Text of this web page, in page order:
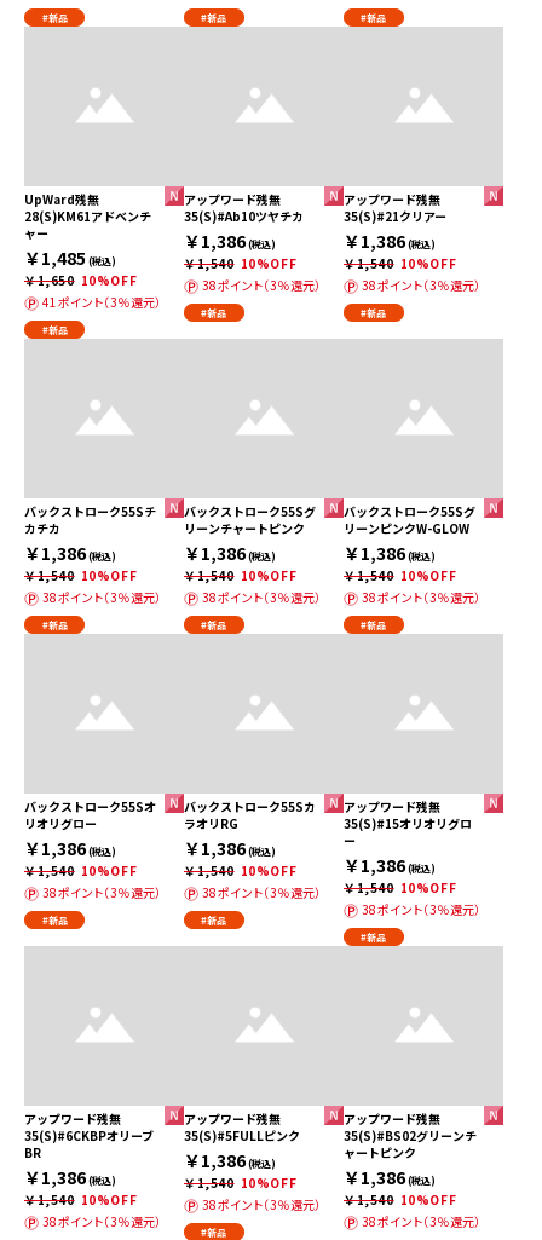
#新品 #新品 #新品
UpWard残無
28(S)KM61アドベンチ
ャー
￥1,485 (税込)
￥1,650 10%OFF
41ポイント（3％還元）
#新品
アップワード残無
35(S)#Ab10ツヤチカ
￥1,386(税込)
￥1,540 10%OFF
38ポイント（3％還元）
#新品
アップワード残無
35(S)#21クリアー
￥1,386(税込)
￥1,540 10%OFF
38ポイント（3％還元）
#新品
バックストローク55Sチ
カチカ
￥1,386(税込)
￥1,540 10%OFF
38ポイント（3％還元）
#新品
バックストローク55Sグ
リーンチャートピンク
￥1,386(税込)
￥1,540 10%OFF
38ポイント（3％還元）
#新品
バックストローク55Sグ
リーンピンクW-GLOW
￥1,386(税込)
￥1,540 10%OFF
38ポイント（3％還元）
#新品
バックストローク55Sオ
リオリグロー
￥1,386(税込)
￥1,540 10%OFF
38ポイント（3％還元）
#新品
バックストローク55Sカ
ラオリRG
￥1,386(税込)
￥1,540 10%OFF
38ポイント（3％還元）
#新品
アップワード残無
35(S)#15オリオリグロ
ー
￥1,386(税込)
￥1,540 10%OFF
38ポイント（3％還元）
#新品
アップワード残無
35(S)#6CKBPオリーブ
BR
￥1,386(税込)
￥1,540 10%OFF
38ポイント（3％還元）
アップワード残無
35(S)#5FULLピンク
￥1,386(税込)
￥1,540 10%OFF
38ポイント（3％還元）
#新品
アップワード残無
35(S)#BS02グリーンチ
ャートピンク
￥1,386(税込)
￥1,540 10%OFF
38ポイント（3％還元）